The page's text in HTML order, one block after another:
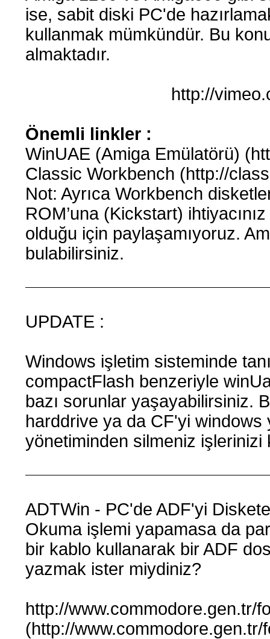
ise, sabit diski PC'de
kullanmak mümkündür. Bu
almaktadır.
http://
Önemli linkler :
WinUAE (Amiga Emülatörü)
Classic Workbench (http://
Not: Ayrıca Workbench
ROM’una (Kickstart)
olduğu için paylaşamıyoruz.
bulabilirsiniz.
UPDATE :
Windows işletim sisteminde
compactFlash benzeriyle
bazı sorunlar yaşayabilirsiniz.
harddrive ya da CF'yi windows
yönetiminden silmeniz işlerinizi
ADTWin - PC'de ADF'yi Diskete
Okuma işlemi yapamasa da
bir kablo kullanarak bir ADF
yazmak ister miydiniz?
http://www.commodore.gen.tr/
(http://